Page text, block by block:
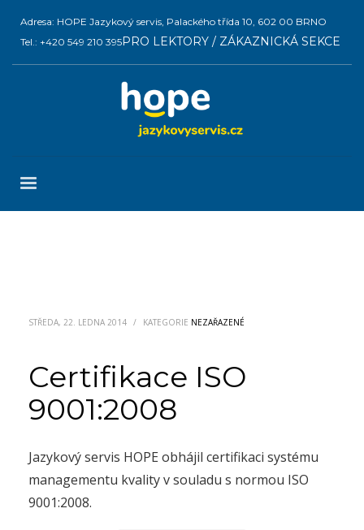
Adresa: HOPE Jazykový servis, Palackého třída 10, 602 00 BRNO
Tel.: +420 549 210 395PRO LEKTORY / ZÁKAZNICKÁ SEKCE
STŘEDA, 22. LEDNA 2014 / KATEGORIE NEZAŘAZENÉ
Certifikace ISO
9001:2008
Jazykový servis HOPE obhájil certifikaci systému
managementu kvality v souladu s normou ISO
9001:2008.